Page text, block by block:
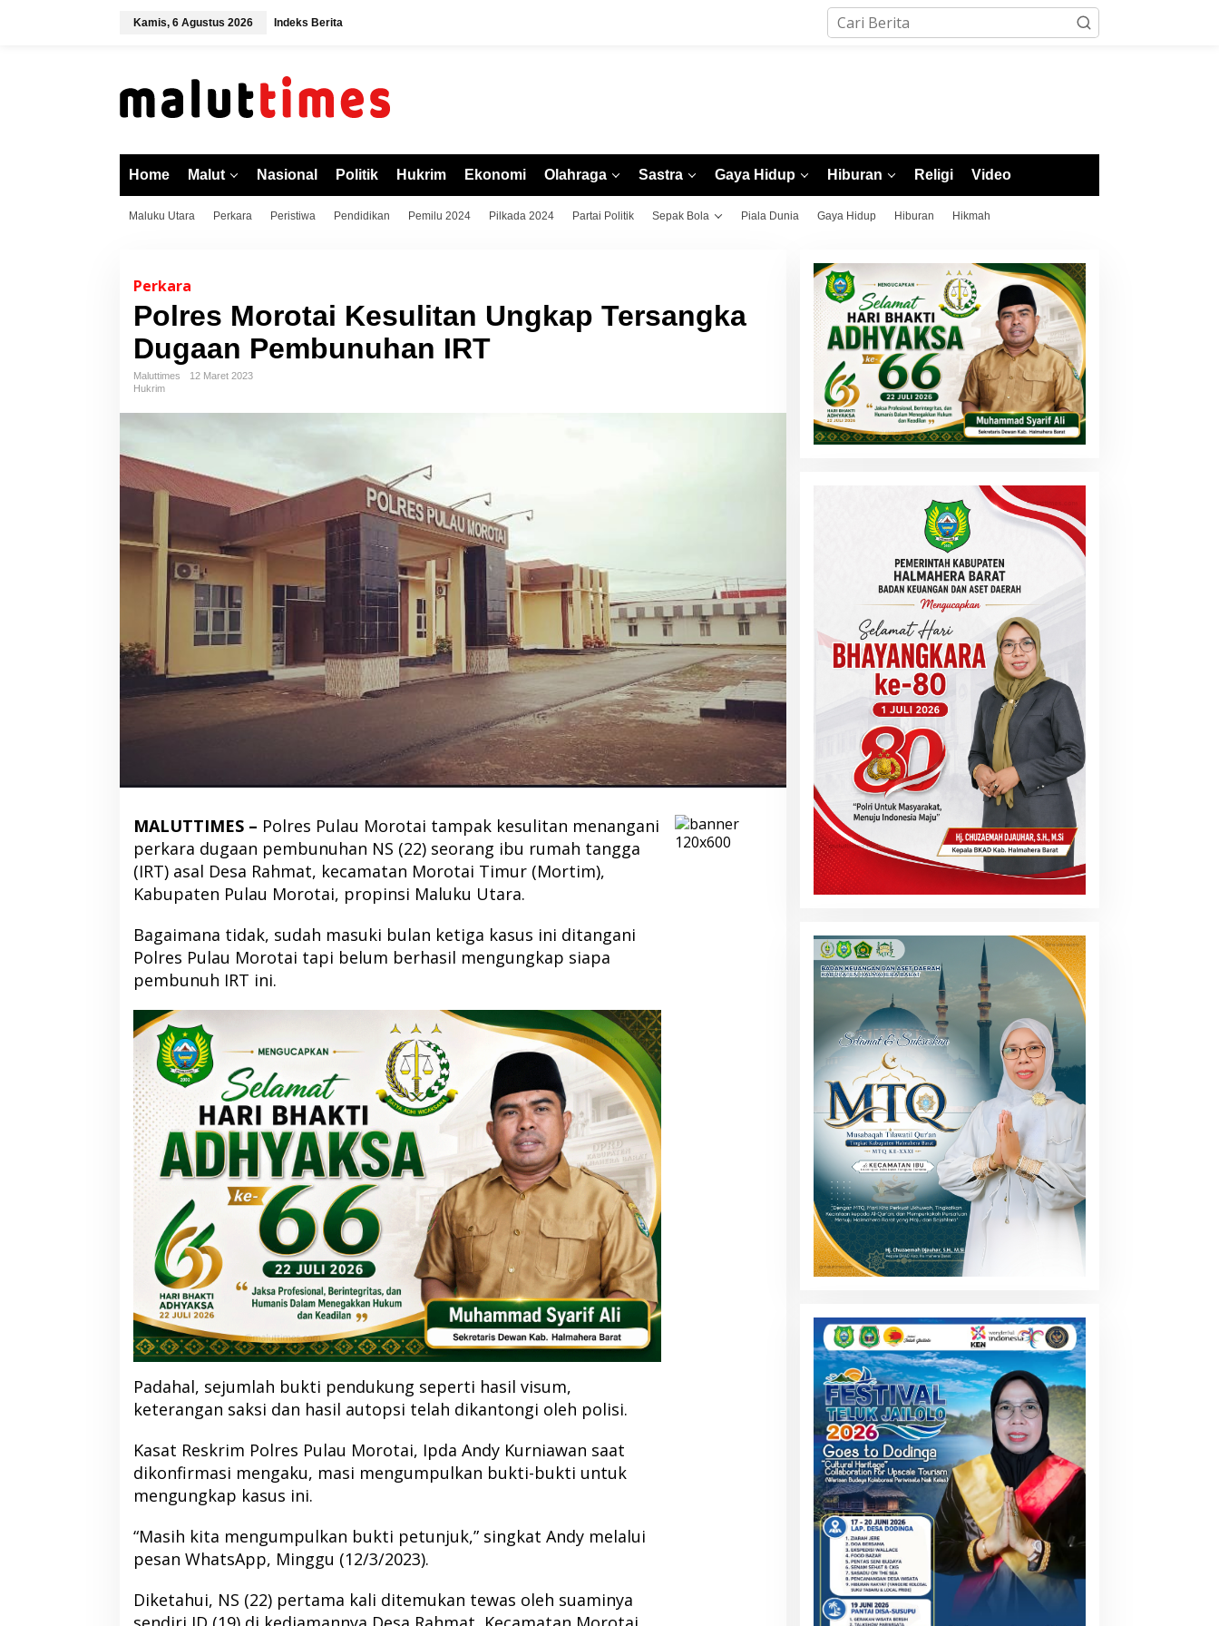
Kamis, 6 Agustus 2026 Indeks Berita
Home Malut Nasional Politik Hukrim Ekonomi Olahraga Sastra Gaya Hidup Hiburan Religi Video
Maluku Utara Perkara Peristiwa Pendidikan Pemilu 2024 Pilkada 2024 Partai Politik Sepak Bola Piala Dunia Gaya Hidup Hiburan Hikmah
Perkara
Polres Morotai Kesulitan Ungkap Tersangka
Dugaan Pembunuhan IRT
Maluttimes
12 Maret 2023
Hukrim
MALUTTIMES – Polres Pulau Morotai tampak kesulitan menangani
perkara dugaan pembunuhan NS (22) seorang ibu rumah tangga
(IRT) asal Desa Rahmat, kecamatan Morotai Timur (Mortim),
Kabupaten Pulau Morotai, propinsi Maluku Utara.
Bagaimana tidak, sudah masuki bulan ketiga kasus ini ditangani
Polres Pulau Morotai tapi belum berhasil mengungkap siapa
pembunuh IRT ini.
Padahal, sejumlah bukti pendukung seperti hasil visum,
keterangan saksi dan hasil autopsi telah dikantongi oleh polisi.
Kasat Reskrim Polres Pulau Morotai, Ipda Andy Kurniawan saat
dikonfirmasi mengaku, masi mengumpulkan bukti-bukti untuk
mengungkap kasus ini.
“Masih kita mengumpulkan bukti petunjuk,” singkat Andy melalui
pesan WhatsApp, Minggu (12/3/2023).
Diketahui, NS (22) pertama kali ditemukan tewas oleh suaminya